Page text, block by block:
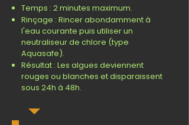
Temps : 2 minutes maximum.
Rinçage : Rincer abondamment à
l'eau courante puis utiliser un
neutraliseur de chlore (type
Aquasafe).
Résultat : Les algues deviennent
rouges ou blanches et disparaissent
sous 24h à 48h.